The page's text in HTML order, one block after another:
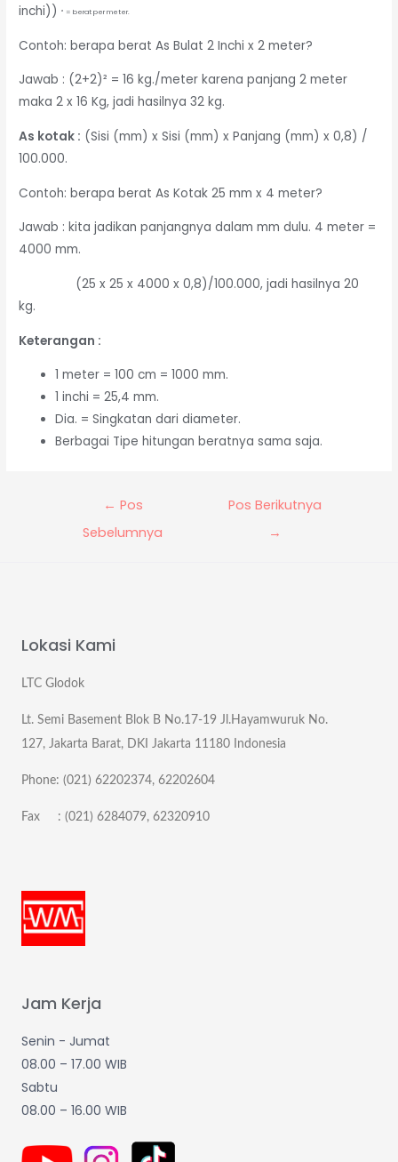
inchi))² = berat per meter.
Contoh: berapa berat As Bulat 2 Inchi x 2 meter?
Jawab : (2+2)² = 16 kg./meter karena panjang 2 meter
maka 2 x 16 Kg, jadi hasilnya 32 kg.
As kotak : (Sisi (mm) x Sisi (mm) x Panjang (mm) x 0,8) /
100.000.
Contoh: berapa berat As Kotak 25 mm x 4 meter?
Jawab : kita jadikan panjangnya dalam mm dulu. 4 meter =
4000 mm.
(25 x 25 x 4000 x 0,8)/100.000, jadi hasilnya 20
kg.
Keterangan :
1 meter = 100 cm = 1000 mm.
1 inchi = 25,4 mm.
Dia. = Singkatan dari diameter.
Berbagai Tipe hitungan beratnya sama saja.
← Pos
Sebelumnya
Pos Berikutnya
→
Lokasi Kami
LTC Glodok
Lt. Semi Basement Blok B No.17-19 Jl.Hayamwuruk No.
127, Jakarta Barat, DKI Jakarta 11180 Indonesia
Phone: (021) 62202374, 62202604
Fax : (021) 6284079, 62320910
Jam Kerja
Senin - Jumat
08.00 – 17.00 WIB
Sabtu
08.00 – 16.00 WIB